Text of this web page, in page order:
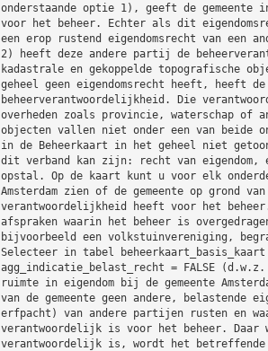
onderstaande optie 1), geeft de
voor het beheer. Echter als dit
een erop rustend eigendomsrecht van een
2) heeft deze andere partij de
kadastrale en gekoppelde topografische
geheel geen eigendomsrecht heeft, heeft de
beheerverantwoordelijkheid. Die
overheden zoals provincie, waterschap of
objecten vallen niet onder een van beide
in de Beheerkaart in het geheel niet
dit verband kan zijn: recht van
opstal. Op de kaart kunt u voor elk
Amsterdam zien of de gemeente op grond
verantwoordelijkheid heeft voor het
afspraken waarin het beheer is
bijvoorbeeld een volkstuinvereniging,
Selecteer in tabel
agg_indicatie_belast_recht = FALSE
ruimte in eigendom bij de gemeente
van de gemeente geen andere, belastende
erfpacht) van andere partijen rusten en
verantwoordelijk is voor het beheer. Daar
verantwoordelijk is, wordt het